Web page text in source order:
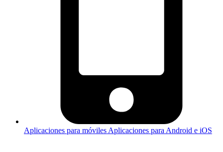
Aplicaciones para móviles Aplicaciones para Android e iOS